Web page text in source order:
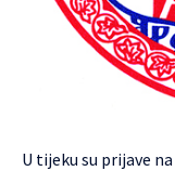
U tijeku su prijave na